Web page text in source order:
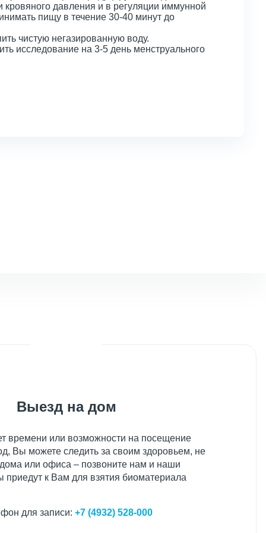
давления и в регуляции иммунной
пищу в течение 30-40 минут до
чистую негазированную воду.
исследование на 3-5 день менструального
Выезд на дом
времени или возможности на посещение
Вы можете следить за своим здоровьем, не
или офиса – позвоните нам и наши
приедут к Вам для взятия биоматериала
для записи: +7 (4932) 528-000